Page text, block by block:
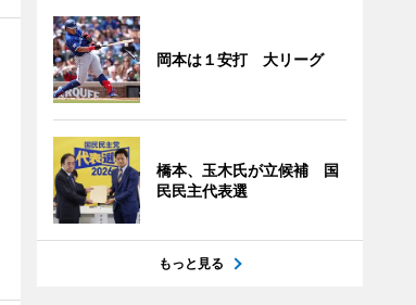
岡本は１安打 大リーグ
橋本、玉木氏が立候補 国
民民主代表選
もっと見る